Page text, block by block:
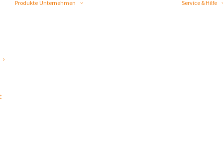
Produkte Unternehmen Service & Hilfe